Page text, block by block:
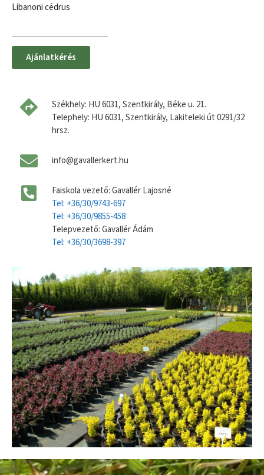
Libanoni cédrus
Ajánlatkérés
Székhely: HU 6031, Szentkirály, Béke u. 21.
Telephely: HU 6031, Szentkirály, Lakiteleki út 0291/32
hrsz.
info@gavallerkert.hu
Faiskola vezető: Gavallér Lajosné
Tel: +36/30/9743-697
Tel: +36/30/9855-458
Telepvezető: Gavallér Ádám
Tel: +36/30/3698-397